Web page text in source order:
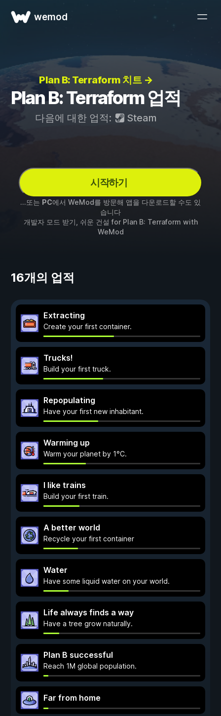
wemod
Plan B: Terraform 치트 →
Plan B: Terraform 업적
다음에 대한 업적: Steam
시작하기
...또는 PC에서 WeMod를 방문해 앱을 다운로드할 수도 있
습니다
개발자 모드 받기, 쉬운 건설 for Plan B: Terraform with
WeMod
16개의 업적
Extracting
Create your first container.
Trucks!
Build your first truck.
Repopulating
Have your first new inhabitant.
Warming up
Warm your planet by 1°C.
I like trains
Build your first train.
A better world
Recycle your first container
Water
Have some liquid water on your world.
Life always finds a way
Have a tree grow naturally.
Plan B successful
Reach 1M global population.
Far from home